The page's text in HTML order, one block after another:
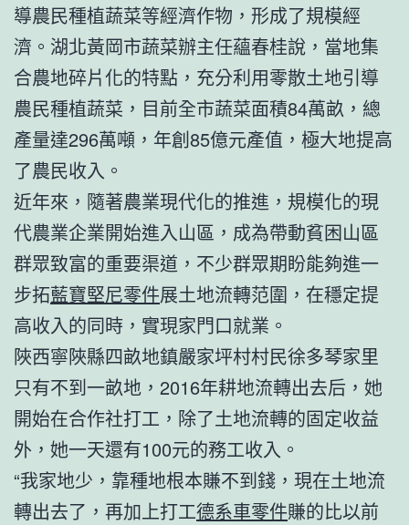
導農民種植蔬菜等經濟作物，形成了規模經
濟。湖北黃岡市蔬菜辦主任蘊春桂說，當地集
合農地碎片化的特點，充分利用零散土地引導
農民種植蔬菜，目前全市蔬菜面積84萬畝，總
產量達296萬噸，年創85億元產值，極大地提高
了農民收入。
近年來，隨著農業現代化的推進，規模化的現
代農業企業開始進入山區，成為帶動貧困山區
群眾致富的重要渠道，不少群眾期盼能夠進一
步拓藍寶堅尼零件展土地流轉范圍，在穩定提
高收入的同時，實現家門口就業。
陜西寧陜縣四畝地鎮嚴家坪村村民徐多琴家里
只有不到一畝地，2016年耕地流轉出去后，她
開始在合作社打工，除了土地流轉的固定收益
外，她一天還有100元的務工收入。
“我家地少，靠種地根本賺不到錢，現在土地流
轉出去了，再加上打工德系車零件賺的比以前